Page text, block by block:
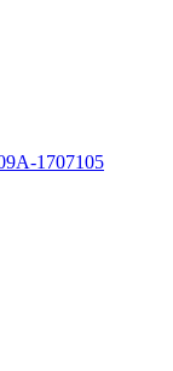
1707105